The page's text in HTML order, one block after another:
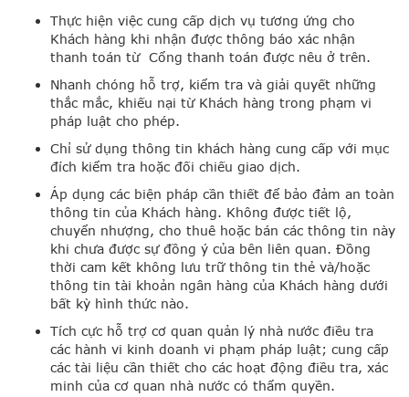
Thực hiện việc cung cấp dịch vụ tương ứng cho
Khách hàng khi nhận được thông báo xác nhận
thanh toán từ Cổng thanh toán được nêu ở trên.
Nhanh chóng hỗ trợ, kiểm tra và giải quyết những
thắc mắc, khiếu nại từ Khách hàng trong phạm vi
pháp luật cho phép.
Chỉ sử dụng thông tin khách hàng cung cấp với mục
đích kiểm tra hoặc đối chiếu giao dịch.
Áp dụng các biện pháp cần thiết để bảo đảm an toàn
thông tin của Khách hàng. Không được tiết lộ,
chuyển nhượng, cho thuê hoặc bán các thông tin này
khi chưa được sự đồng ý của bên liên quan. Đồng
thời cam kết không lưu trữ thông tin thẻ và/hoặc
thông tin tài khoản ngân hàng của Khách hàng dưới
bất kỳ hình thức nào.
Tích cực hỗ trợ cơ quan quản lý nhà nước điều tra
các hành vi kinh doanh vi phạm pháp luật; cung cấp
các tài liệu cần thiết cho các hoạt động điều tra, xác
minh của cơ quan nhà nước có thẩm quyền.